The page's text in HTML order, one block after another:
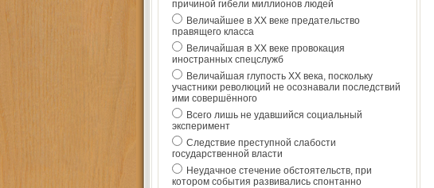
причиной гибели миллионов людей
Величайшее в ХХ веке предательство
правящего класса
Величайшая в ХХ веке провокация
иностранных спецслужб
Величайшая глупость ХХ века, поскольку
участники революций не осознавали последствий
ими совершённого
Всего лишь не удавшийся социальный
эксперимент
Следствие преступной слабости
государственной власти
Неудачное стечение обстоятельств, при
котором события развивались спонтанно